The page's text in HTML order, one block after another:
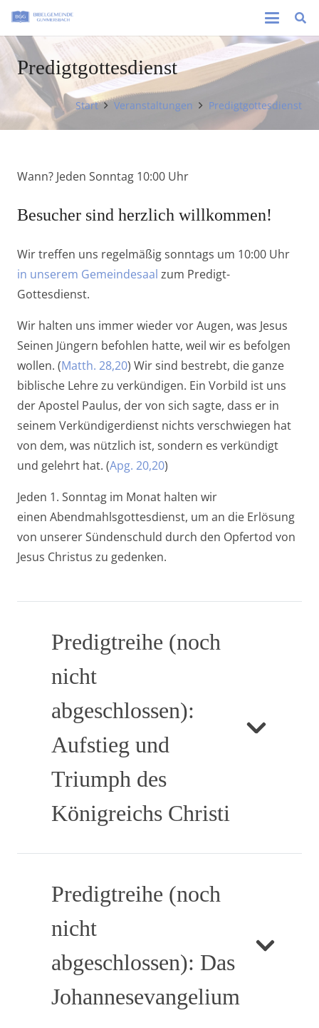
Predigtgottesdienst
Start Veranstaltungen Predigtgottesdienst
Wann? Jeden Sonntag 10:00 Uhr
Besucher sind herzlich willkommen!
Wir treffen uns regelmäßig sonntags um 10:00 Uhr
in unserem Gemeindesaal zum Predigt-
Gottesdienst.
Wir halten uns immer wieder vor Augen, was Jesus
Seinen Jüngern befohlen hatte, weil wir es befolgen
wollen. (Matth. 28,20) Wir sind bestrebt, die ganze
biblische Lehre zu verkündigen. Ein Vorbild ist uns
der Apostel Paulus, der von sich sagte, dass er in
seinem Verkündigerdienst nichts verschwiegen hat
von dem, was nützlich ist, sondern es verkündigt
und gelehrt hat. (Apg. 20,20)
Jeden 1. Sonntag im Monat halten wir
einen Abendmahlsgottesdienst, um an die Erlösung
von unserer Sündenschuld durch den Opfertod von
Jesus Christus zu gedenken.
Predigtreihe (noch
nicht
abgeschlossen):
Aufstieg und
Triumph des
Königreichs Christi
Predigtreihe (noch
nicht
abgeschlossen): Das
Johannesevangelium